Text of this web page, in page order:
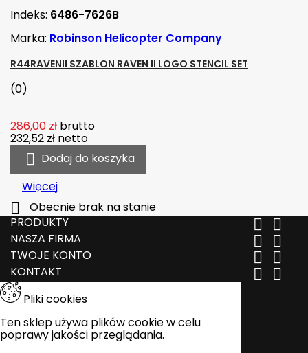
Indeks: 6486-7626B
Marka: Robinson Helicopter Company
R44RAVENII SZABLON RAVEN II LOGO STENCIL SET
(0)
286,00 zł brutto
232,52 zł netto
 Dodaj do koszyka
Więcej

Obecnie brak na stanie
PRODUKTY
 
NASZA FIRMA  
TWOJE KONTO  
KONTAKT  
Pliki cookies
Ten sklep używa plików cookie w celu
poprawy jakości przeglądania.